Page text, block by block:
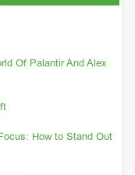
Of Palantir And Alex
How to Stand Out